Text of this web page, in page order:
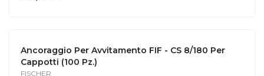
Ancoraggio Per Avvitamento FIF - CS 8/180 Per
Cappotti (100 Pz.)
FISCHER